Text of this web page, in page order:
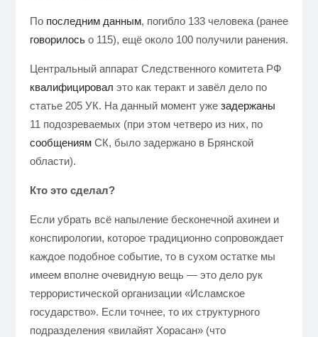
По последним данным, погибло 133 человека (ранее
говорилосьо 115), ещё около 100 получили ранения.
Центральный аппарат Следственного комитета РФ
квалифицировал это как теракт и завёл дело по
статье 205 УК. На данный момент уже задержаны
11 подозреваемых (при этом четверо из них, по
сообщениямСК, было задержано в Брянской
области).
Кто это сделал?
Если убрать всё напыление бесконечной ахинеи и
конспирологии, которое традиционно сопровождает
каждое подобное событие, то в сухом остатке мы
имеем вполне очевидную вещь — это дело рук
террористической организации «Исламское
государство». Если точнее, то их структурного
подразделения «вилайят Хорасан» (что